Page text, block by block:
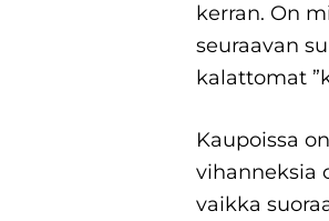
kerran. On
seuraavan
kalattomat
Kaupoissa
vihanneksia
vaikka